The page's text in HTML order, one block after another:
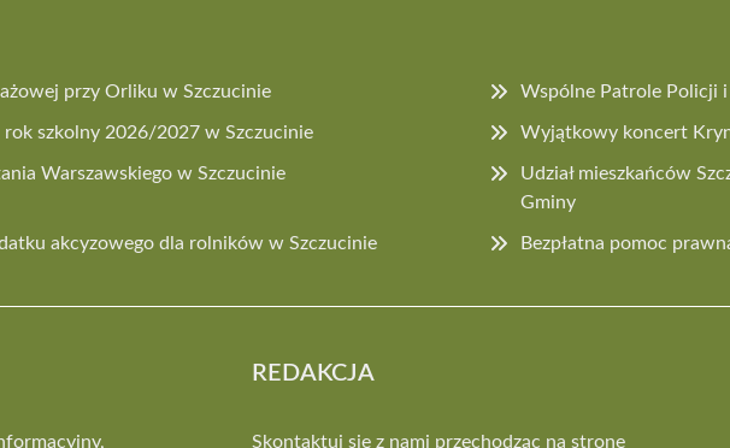
przy Orliku w Szczucinie Wspólne Patrole Policji
rok szkolny 2026/2027 w Szczucinie Wyjątkowy koncert
Warszawskiego w Szczucinie
Udział mieszkańców
Gminy
akcyzowego dla rolników w Szczucinie Bezpłatna pomoc
REDAKCJA
Skontaktuj się z nami przechodząc na stronę